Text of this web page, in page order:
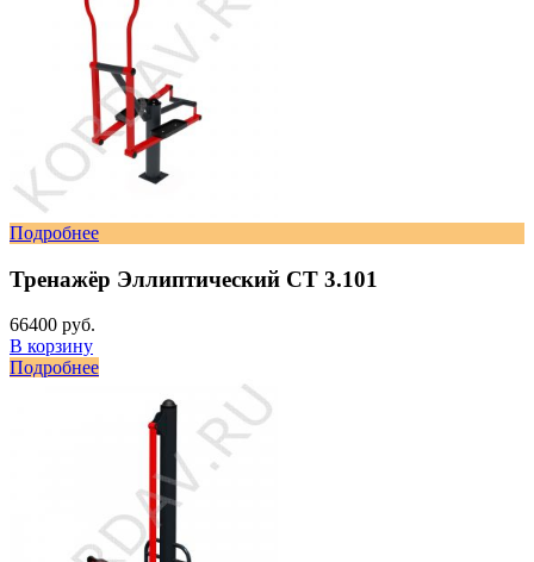
Подробнее
Тренажёр Эллиптический СТ 3.101
66400 руб.
В корзину
Подробнее